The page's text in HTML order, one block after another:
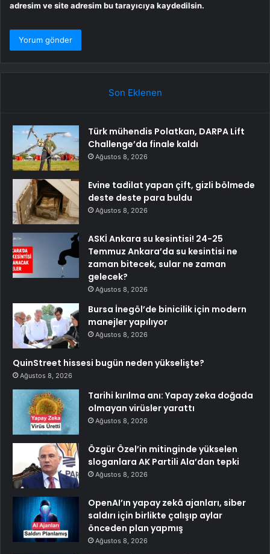
adresim ve site adresim bu tarayıcıya kaydedilsin.
Son Eklenen
Türk mühendis Polatkan, DARPA Lift
Challenge’da finale kaldı
Ağustos 8, 2026
Evine tadilat yapan çift, gizli bölmede
deste deste para buldu
Ağustos 8, 2026
ASKİ Ankara su kesintisi! 24-25
Temmuz Ankara’da su kesintisi ne
zaman bitecek, sular ne zaman
gelecek?
Ağustos 8, 2026
Bursa İnegöl’de binicilik için modern
manejler yapılıyor
Ağustos 8, 2026
QuinStreet hissesi bugün neden yükselişte?
Ağustos 8, 2026
Tarihi kırılma anı: Yapay zeka doğada
olmayan virüsler yarattı
Ağustos 8, 2026
Özgür Özel’in mitinginde yükselen
sloganlara AK Partili Ala’dan tepki
Ağustos 8, 2026
OpenAI’ın yapay zekâ ajanları, siber
saldırı için birlikte çalışıp aylar
önceden plan yapmış
Ağustos 8, 2026